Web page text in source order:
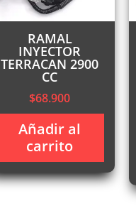
RAMAL
INYECTOR
TERRACAN 2900
CC
$68.900
Añadir al
carrito